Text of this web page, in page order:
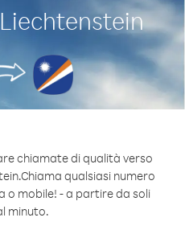
chiamate di qualità verso
Chiama qualsiasi numero
o mobile! - a partire da soli
minuto.